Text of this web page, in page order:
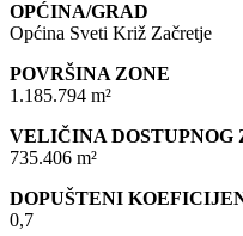
OPĆINA/GRAD
Općina Sveti Križ Začretje
POVRŠINA ZONE
1.185.794 m²
VELIČINA DOSTUPNOG
735.406 m²
DOPUŠTENI
0,7